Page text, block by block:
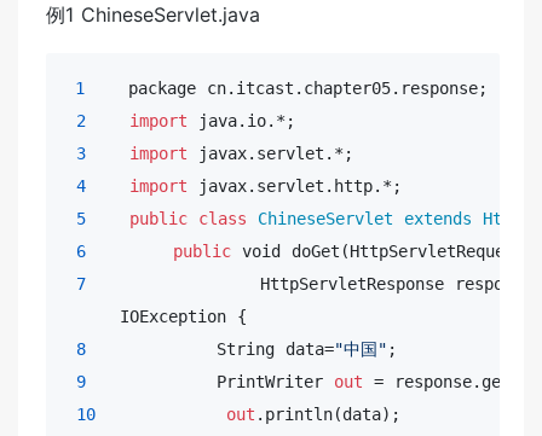
例1 ChineseServlet.java
1
    package cn.itcast.chapter05.response;
2
import java.io.*;
3
import javax.servlet.*;
4
import javax.servlet.http.*;
5
public class ChineseServlet extends
6
public void
doGet(HttpServletRequest
7
HttpServletResponse
     IOException {
8
            String data=
"中国" ;
9
            PrintWriter
out =
10
out .println(data);